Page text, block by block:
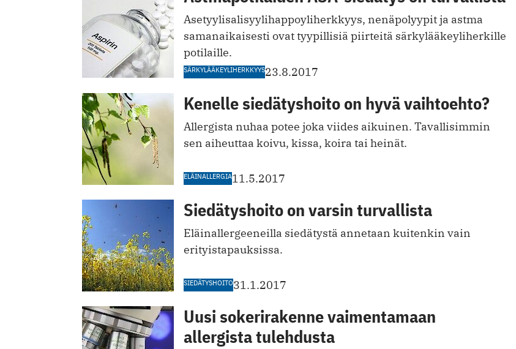
Asetyylisalisyylihappoyliherkkyys, nenäpolyypit ja astma
samanaikaisesti ovat tyypillisiä piirteitä särkylääkeyliherkille
potilaille.
SÄRKYLÄÄKEYLIHERKKYYS23.8.2017
Kenelle siedätyshoito on hyvä vaihtoehto?
Allergista nuhaa potee joka viides aikuinen. Tavallisimmin
sen aiheuttaa koivu, kissa, koira tai heinät.
ELÄINALLERGIA11.5.2017
Siedätyshoito on varsin turvallista
Eläin­allergeeneilla siedätystä annetaan kuitenkin vain
erityistapauksissa.
SIEDÄTYSHOITO31.1.2017
Uusi sokerirakenne vaimentamaan
allergista tulehdusta